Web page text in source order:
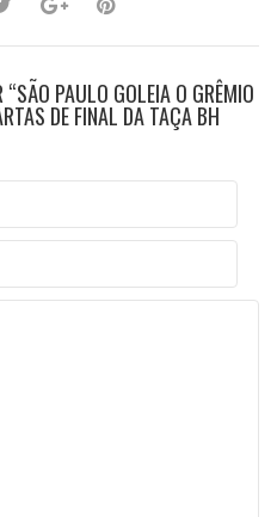
PAULO GOLEIA O GRÊMIO
DE FINAL DA TAÇA BH